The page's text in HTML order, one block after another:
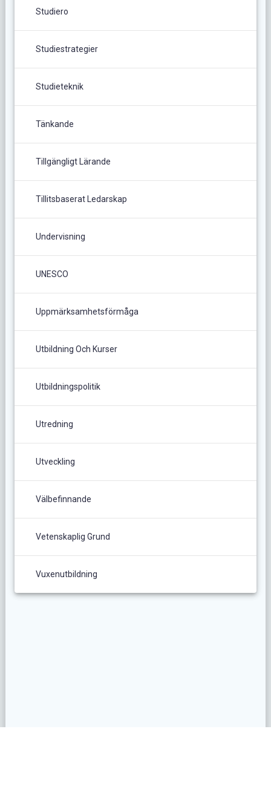
Studiero
Studiestrategier
Studieteknik
Tänkande
Tillgängligt Lärande
Tillitsbaserat Ledarskap
Undervisning
UNESCO
Uppmärksamhetsförmåga
Utbildning Och Kurser
Utbildningspolitik
Utredning
Utveckling
Välbefinnande
Vetenskaplig Grund
Vuxenutbildning